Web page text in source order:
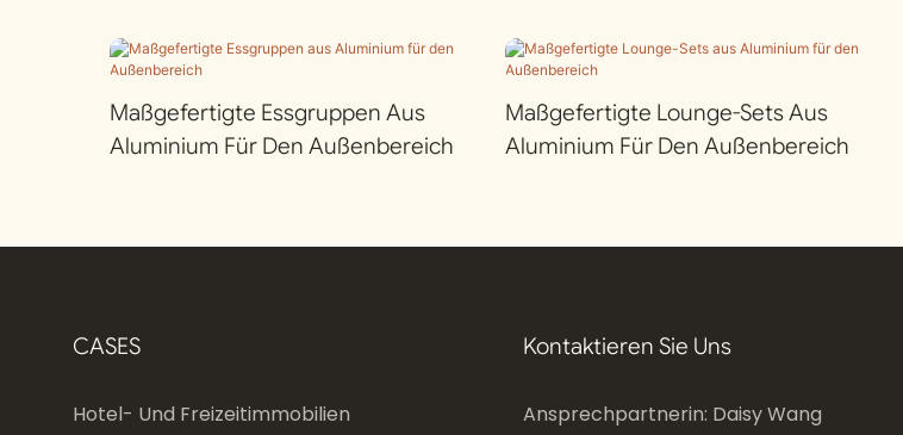
Maßgefertigte Essgruppen Aus
Aluminium Für Den Außenbereich
Maßgefertigte Lounge-Sets Aus
Aluminium Für Den Außenbereich
CASES
Hotel- Und Freizeitimmobilien
Kontaktieren Sie Uns
Ansprechpartnerin: Daisy Wang